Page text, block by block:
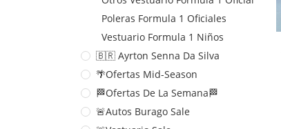
Poleras Formula 1 Oficiales
Vestuario Formula 1 Niños
🇧🇷 Ayrton Senna Da Silva
🌴Ofertas Mid-Season
🏁Ofertas De La Semana🏁
🚨Autos Burago Sale